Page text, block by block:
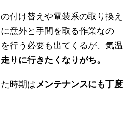
付け替えや電装系の取り換え
意外と手間を取る作業なの
行う必要も出てくるが、気温
走りに行きたくなりがち。
時期はメンテナンスにも丁度